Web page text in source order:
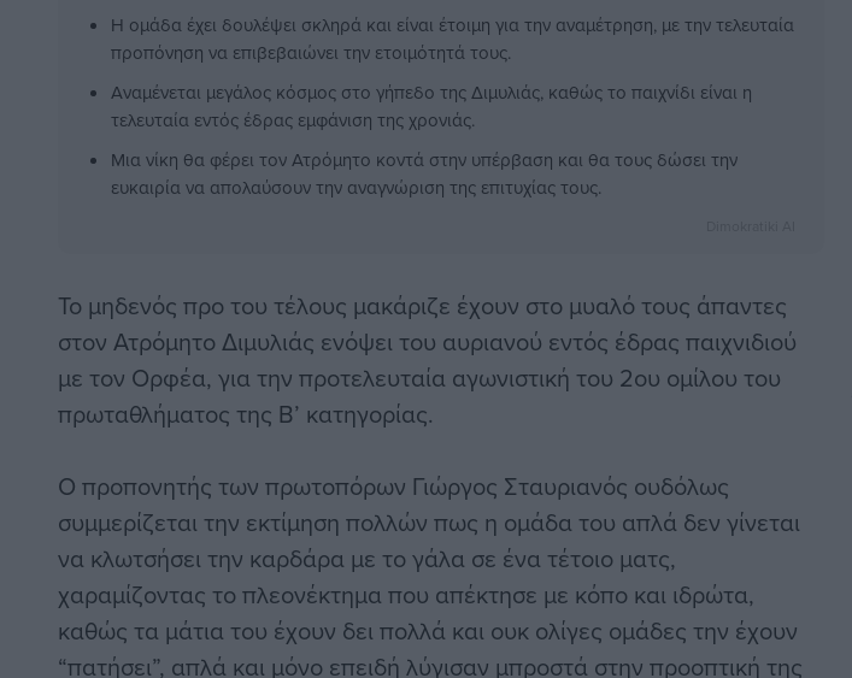
Η ομάδα έχει δουλέψει σκληρά και είναι έτοιμη για την αναμέτρηση, με την τελευταία
προπόνηση να επιβεβαιώνει την ετοιμότητά τους.
Αναμένεται μεγάλος κόσμος στο γήπεδο της Διμυλιάς, καθώς το παιχνίδι είναι η
τελευταία εντός έδρας εμφάνιση της χρονιάς.
Μια νίκη θα φέρει τον Ατρόμητο κοντά στην υπέρβαση και θα τους δώσει την
ευκαιρία να απολαύσουν την αναγνώριση της επιτυχίας τους.
Το μηδενός προ του τέλους μακάριζε έχουν στο μυαλό τους άπαντες
στον Ατρόμητο Διμυλιάς ενόψει του αυριανού εντός έδρας παιχνιδιού
με τον Ορφέα, για την προτελευταία αγωνιστική του 2ου ομίλου του
πρωταθλήματος της Β’ κατηγορίας.
Ο προπονητής των πρωτοπόρων Γιώργος Σταυριανός ουδόλως
συμμερίζεται την εκτίμηση πολλών πως η ομάδα του απλά δεν γίνεται
να κλωτσήσει την καρδάρα με το γάλα σε ένα τέτοιο ματς,
χαραμίζοντας το πλεονέκτημα που απέκτησε με κόπο και ιδρώτα,
καθώς τα μάτια του έχουν δει πολλά και ουκ ολίγες ομάδες την έχουν
“πατήσει”, απλά και μόνο επειδή λύγισαν μπροστά στην προοπτική της